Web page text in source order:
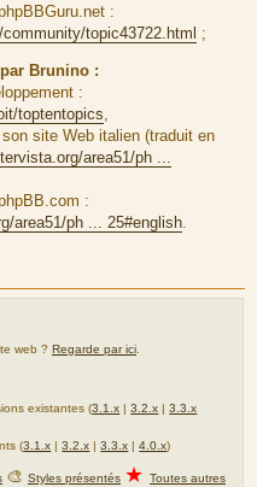
:
topic43722.html ;
Brunino :
:
toptentopics
site Web italien (traduit en
area51/ph ...
:
area51/ph ... 25#english
web ? Regarde par ici
existantes (3.1.x |3.2.x |3.3.x
(3.1.x |3.2.x |3.3.x |4.0.x)
🎨 Styles présentés ★ Toutes autres